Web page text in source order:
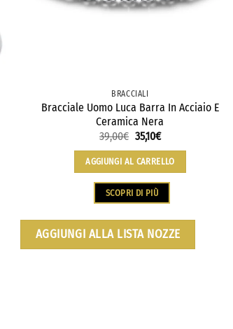
BRACCIALI
Bracciale Uomo Luca Barra In Acciaio E
Ceramica Nera
39,00€ 35,10€
AGGIUNGI AL CARRELLO
SCOPRI DI PIÙ
AGGIUNGI ALLA LISTA NOZZE